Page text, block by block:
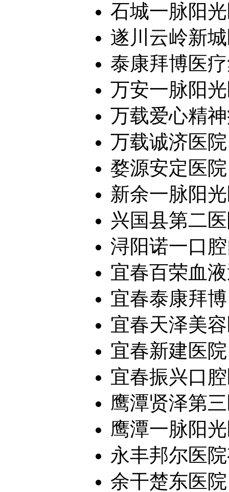
石城一脉阳
遂川云岭新
泰康拜博医
万安一脉阳
万载爱心精
万载诚济医院
婺源安定医院
新余一脉阳
兴国县第二
浔阳诺一口
宜春百荣血
宜春泰康拜
宜春天泽美
宜春新建医院
宜春振兴口
鹰潭贤泽第
鹰潭一脉阳
永丰邦尔医
余干楚东医院